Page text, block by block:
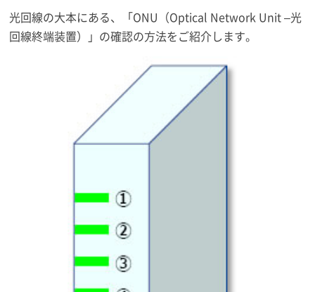
光回線の大本にある、「ONU（Optical Network Unit –光
回線終端装置）」の確認の方法をご紹介します。